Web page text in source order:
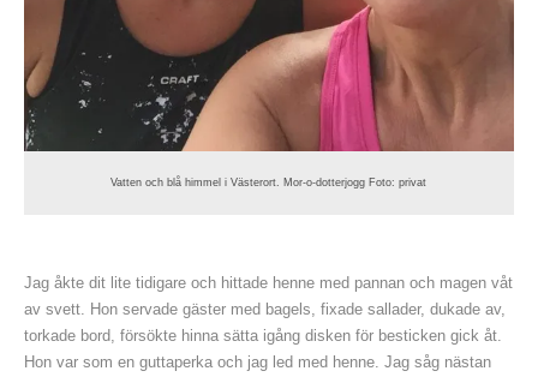
Vatten och blå himmel i Västerort. Mor-o-dotterjogg Foto: privat
Jag åkte dit lite tidigare och hittade henne med pannan och magen våt
av svett. Hon servade gäster med bagels, fixade sallader, dukade av,
torkade bord, försökte hinna sätta igång disken för besticken gick åt.
Hon var som en guttaperka och jag led med henne. Jag såg nästan